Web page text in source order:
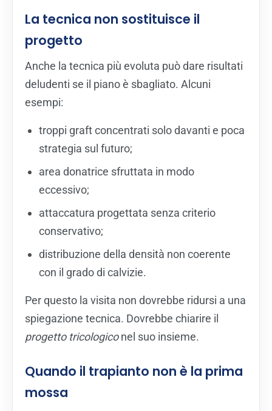
La tecnica non sostituisce il
progetto
Anche la tecnica più evoluta può dare risultati
deludenti se il piano è sbagliato. Alcuni
esempi:
troppi graft concentrati solo davanti e poca
strategia sul futuro;
area donatrice sfruttata in modo
eccessivo;
attaccatura progettata senza criterio
conservativo;
distribuzione della densità non coerente
con il grado di calvizie.
Per questo la visita non dovrebbe ridursi a una
spiegazione tecnica. Dovrebbe chiarire il
progetto tricologiconel suo insieme.
Quando il trapianto non è la prima
mossa